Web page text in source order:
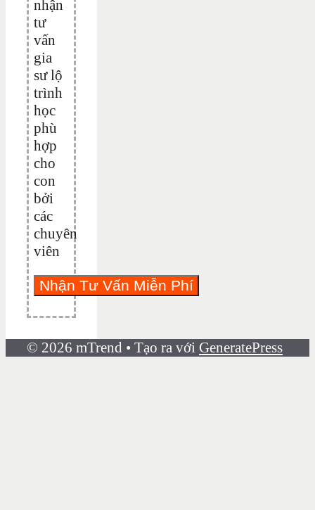
nhận
tư
vấn
gia
sư lộ
trình
học
phù
hợp
cho
con
bởi
các
chuyên
viên
© 2026 mTrend • Tạo ra với GeneratePress